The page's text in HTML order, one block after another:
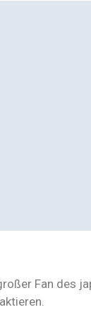
Fan des